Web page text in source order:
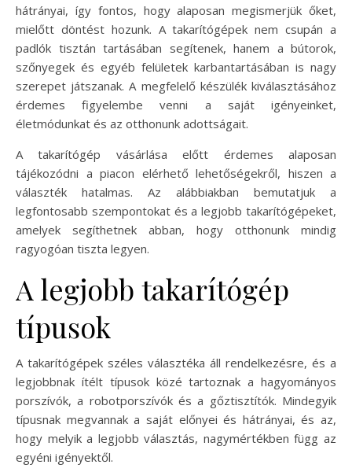
hátrányai, így fontos, hogy alaposan megismerjük őket,
mielőtt döntést hozunk. A takarítógépek nem csupán a
padlók tisztán tartásában segítenek, hanem a bútorok,
szőnyegek és egyéb felületek karbantartásában is nagy
szerepet játszanak. A megfelelő készülék kiválasztásához
érdemes figyelembe venni a saját igényeinket,
életmódunkat és az otthonunk adottságait.
A takarítógép vásárlása előtt érdemes alaposan
tájékozódni a piacon elérhető lehetőségekről, hiszen a
választék hatalmas. Az alábbiakban bemutatjuk a
legfontosabb szempontokat és a legjobb takarítógépeket,
amelyek segíthetnek abban, hogy otthonunk mindig
ragyogóan tiszta legyen.
A legjobb takarítógép
típusok
A takarítógépek széles választéka áll rendelkezésre, és a
legjobbnak ítélt típusok közé tartoznak a hagyományos
porszívók, a robotporszívók és a gőztisztítók. Mindegyik
típusnak megvannak a saját előnyei és hátrányai, és az,
hogy melyik a legjobb választás, nagymértékben függ az
egyéni igényektől.